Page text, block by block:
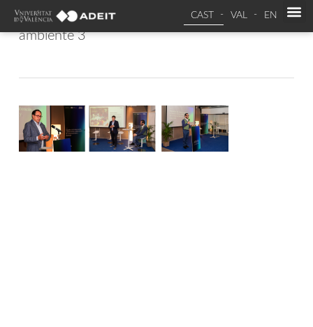
CAST VAL EN
ambiente 3